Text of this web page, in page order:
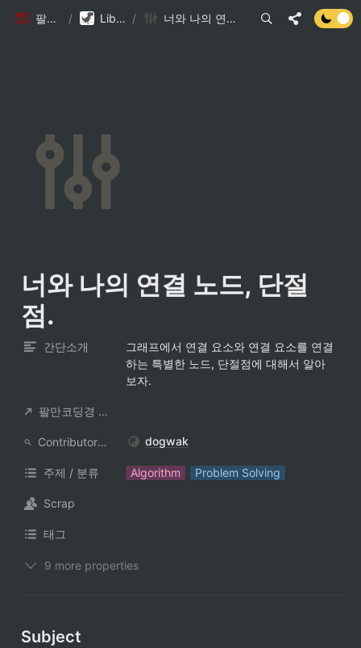
팔만코딩경 / Library DB / 너와 나의 연결 노드, 단절점.
너와 나의 연결 노드, 단절
점.
간단소개
그래프에서 연결 요소와 연결 요소를 연결
하는 특별한 노드, 단절점에 대해서 알아
보자.
팔만코딩경 컨트리뷰터
ContributorNotionAccount dogwak
주제 / 분류 Algorithm Problem Solving
Scrap
태그
9 more properties
Subject